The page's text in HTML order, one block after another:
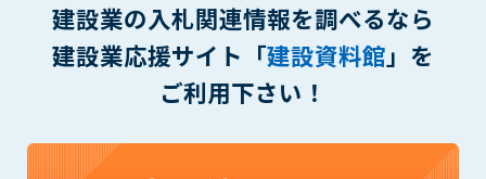
建設業の入札関連情報を調べるなら
建設業応援サイト「建設資料館」を
ご利用下さい！
(8) 犯罪的行為に結びつく行為
(9) その他、法律に反する行為
(10) 建設資料館から知り得た情報及びダウンロードした情報
を、営利を目的として第三者に転売し、または転売のため
第7条（登録内容の削除）